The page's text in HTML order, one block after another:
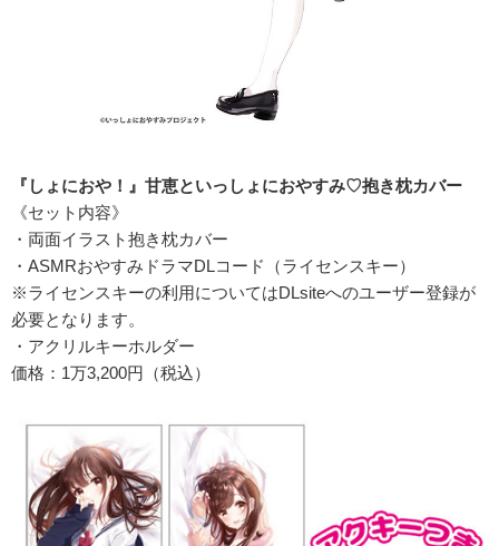
『しょにおや！』甘恵といっしょにおやすみ♡抱き枕カバー
《セット内容》
・両面イラスト抱き枕カバー
・ASMRおやすみドラマDLコード（ライセンスキー）
※ライセンスキーの利用についてはDLsiteへのユーザー登録が
必要となります。
・アクリルキーホルダー
価格：1万3,200円（税込）